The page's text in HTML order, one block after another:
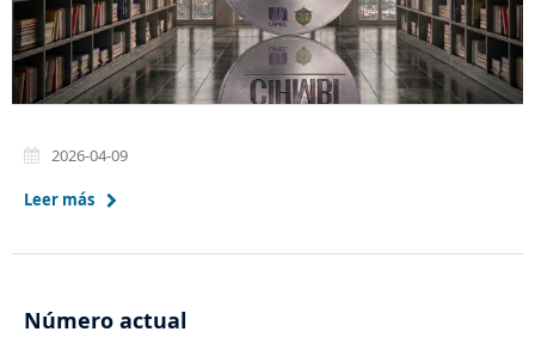
2026-04-09
Leer más
Número actual